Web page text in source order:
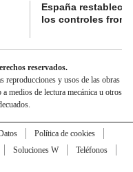
España restablece
los controles
reservados.
reproducciones y usos de las obras
medios de lectura mecánica u otros
Política de cookies
Soluciones W
Teléfonos